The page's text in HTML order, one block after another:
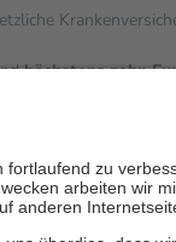
höchstens zehn
fallen keine